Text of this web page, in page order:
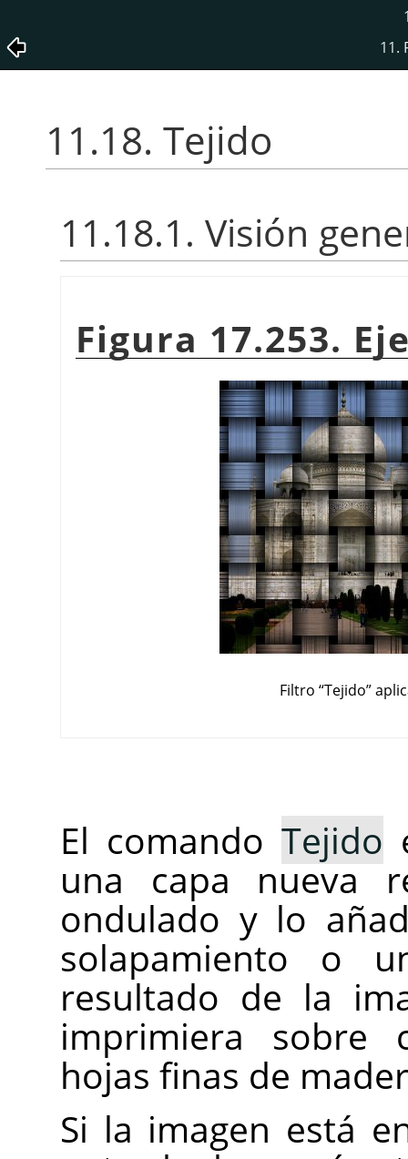
11.
11.18. Tejido
11.18.1. Visión
Figura 17.253.
Filtro “Tejido”
El comando Tejido
una capa nueva
ondulado y lo
solapamiento o
resultado de la
imprimiera sobre
hojas finas de
Si la imagen está